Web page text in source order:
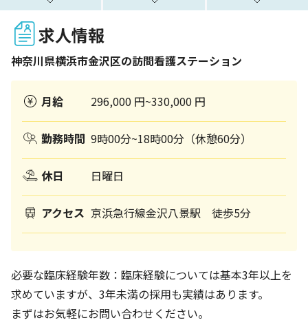
求人情報
神奈川県横浜市金沢区の訪問看護ステーション
月給 296,000 円~330,000 円
勤務時間 9時00分~18時00分（休憩60分）
休日 日曜日
アクセス 京浜急行線金沢八景駅 徒歩5分
必要な臨床経験年数：臨床経験については基本3年以上を
求めていますが、3年未満の採用も実績はあります。
まずはお気軽にお問い合わせください。